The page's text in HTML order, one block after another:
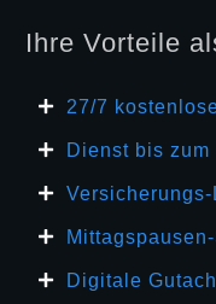
Ihre Vorteile
27/7 kosten
Dienst bis
Digitale